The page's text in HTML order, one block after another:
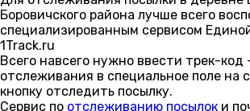
Боровичского района лучше всего
специализированным сервисом
1Track.ru
Всего навсего нужно ввести трек-код
отслеживания в специальное поле на
кнопку отследить посылку.
Сервис по отслеживанию посылок и